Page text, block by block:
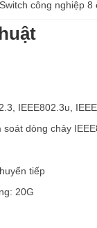
Switch công nghiệp
IEEE802.3u,
soát dòng chảy
tiếp
20G